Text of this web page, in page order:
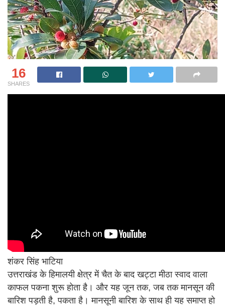
16
SHARES
शंकर सिंह भाटिया
उत्तराखंड के हिमालयी क्षेत्र में चैत के बाद खट्टा मीठा स्वाद वाला
काफल पकना शुरू होता है। और यह जून तक, जब तक मानसून की
बारिश पड़ती है, पकता है। मानसूनी बारिश के साथ ही यह समाप्त हो